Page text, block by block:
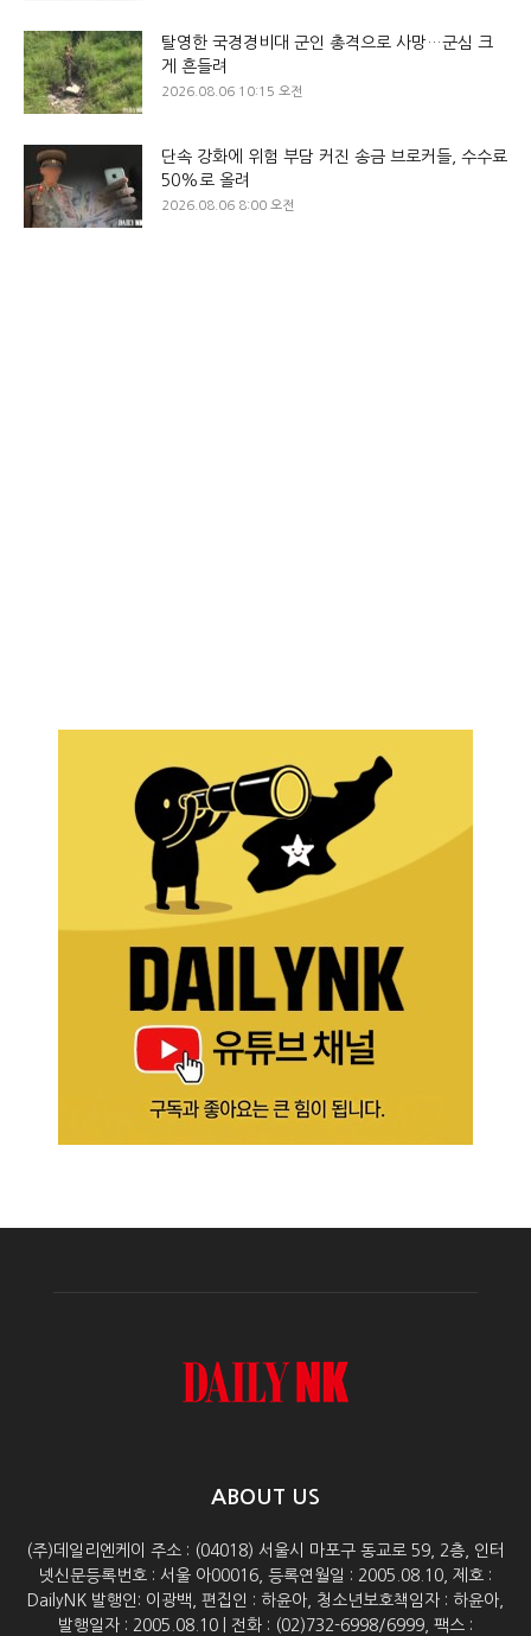
탈영한 국경경비대 군인 총격으로 사망…군심 크
게 흔들려
2026.08.06 10:15 오전
단속 강화에 위험 부담 커진 송금 브로커들, 수수료
50%로 올려
2026.08.06 8:00 오전
ABOUT US
(주)데일리엔케이 주소 : (04018) 서울시 마포구 동교로 59, 2층, 인터
넷신문등록번호 : 서울 아00016, 등록연월일 : 2005.08.10, 제호 :
DailyNK 발행인: 이광백, 편집인 : 하윤아, 청소년보호책임자 : 하윤아,
발행일자 : 2005.08.10 | 전화 : (02)732-6998/6999, 팩스 :